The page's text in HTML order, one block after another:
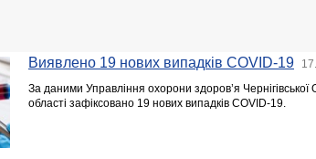
Виявлено 19 нових випадків COVID-19
За даними Управління охорони здоров’я
області зафіксовано 19 нових випадків COVID-19.